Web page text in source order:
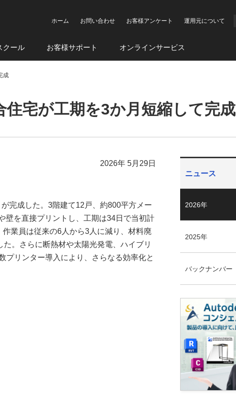
ホーム
お問い合わせ お客様アンケート 運用元について
クール お客様サポート オンラインサービス
成
宅が工期を3か月短縮して完成
2026年 5月29日
完成した。3階建て12戸、約800平方メー
壁を直接プリントし、工期は34日で当初計
業員は従来の6人から3人に減り、材料廃
。さらに断熱材や太陽光発電、ハイブリ
プリンター導入により、さらなる効率化と
ニュース
2026年
2025年
バックナンバー